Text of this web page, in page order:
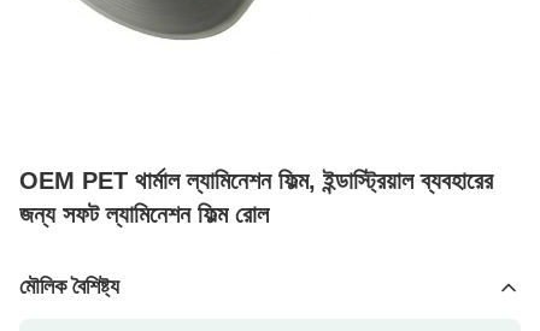
OEM PET থার্মাল ল্যামিনেশন ফিল্ম, ইন্ডাস্ট্রিয়াল ব্যবহারের
জন্য সফট ল্যামিনেশন ফিল্ম রোল
মৌলিক বৈশিষ্ট্য